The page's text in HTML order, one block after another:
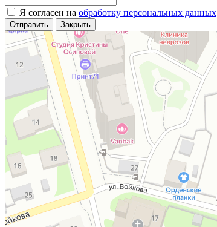
Я согласен на обработку персональных данных
Отправить Закрыть